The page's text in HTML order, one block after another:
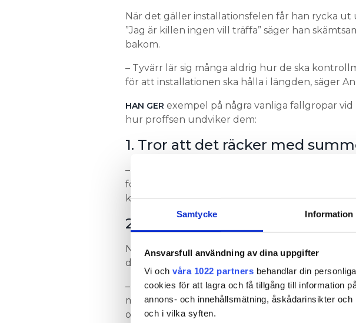
Samtycke Information
Ansvarsfull användning av dina uppgifter
Vi och våra 1022 partners behandlar din
cookies för att lagra och få tillgång till information
annons- och innehållsmätning, åskådarinsikter
och i vilka syften.
När det gäller installationsfelen får han rycka ut
”Jag är killen ingen vill träffa” säger han
bakom.
– Tyvärr lär sig många aldrig hur de ska
för att installationen ska hålla i längden, säger
HAN GER exempel på några vanliga fallgropar
hur proffsen undviker dem:
1. Tror att det räcker med
– Det händer att även erfarna elektriker tror att
för att kontrollera golvvärmeinstallationen. Men
kunna isolationsmäta upp till 500 volt – det är
2. Dålig dokumentation
När Anders Eriksson kommer ut för att felsöka
dokumentation. Det saknas protokoll och annan
– För mig är det obegripligt att man inte ens tar
man lämnar. För att kunna ge 20 års garanti på
och fylla i protokollet.